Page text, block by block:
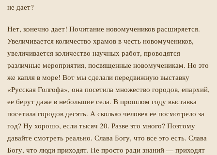
не дает?
Нет, конечно дает! Почитание новомучеников расширяется.
Увеличивается количество храмов в честь новомучеников,
увеличивается количество научных работ, проводятся
различные мероприятия, посвященные новомученикам. Но это
же капля в море! Вот мы сделали передвижную выставку
«Русская Голгофа», она посетила множество городов, епархий,
ее берут даже в небольшие села. В прошлом году выставка
посетила городов десять. А сколько человек ее посмотрело за
год? Ну хорошо, если тысяч 20. Разве это много? Поэтому
давайте смотреть реально. Слава Богу, что все это есть. Слава
Богу, что люди приходят. Не просто ради знаний — приходят